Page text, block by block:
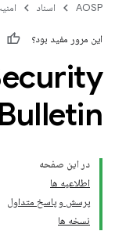
AOSP اسناد
این مرور مفید بود؟
Bulletin — ژوئن 2025
در این صفحه
اطلاعیه ها
پرسش و پاسخ متداول
نسخه ها